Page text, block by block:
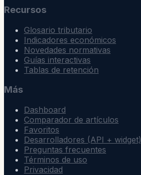
Recursos
Glosario tributario
Indicadores económicos
Novedades normativas
Guías interactivas
Tablas de retención
Más
Dashboard
Comparador de artículos
Favoritos
Desarrolladores (API + widget)
Preguntas frecuentes
Términos de uso
Privacidad